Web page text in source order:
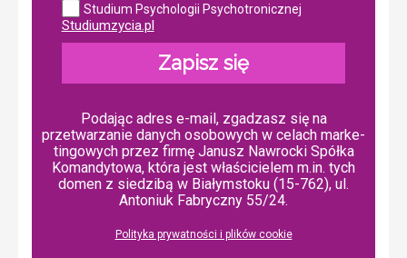
Studium Psychologii Psychotronicznej
Studiumzycia.pl
Zapisz się
Podając adres e-mail, zgadzasz się na
przetwarzanie danych osobowych w ce­lach mar­ke­
tin­go­wych przez firmę Janusz Nawrocki Spółka
Komandytowa, która jest właścicielem m.in. tych
domen z siedzibą w Białymstoku (15-762), ul.
Antoniuk Fabryczny 55/24.
Polityka prywatności i plików cookie